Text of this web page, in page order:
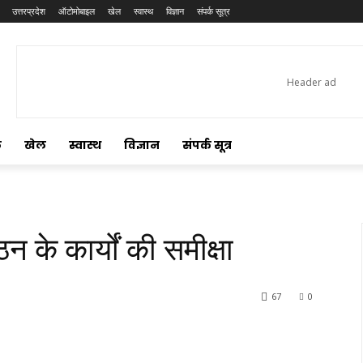
उत्तरप्रदेश ऑटोमोबाइल खेल स्वास्थ विज्ञान संपर्क सूत्र
खेल स्वास्थ विज्ञान संपर्क सूत्र
के कार्यों की समीक्षा
0
67